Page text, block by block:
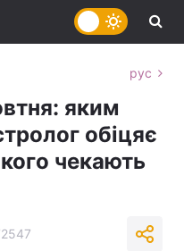
рус
яким
обіцяє
чекають